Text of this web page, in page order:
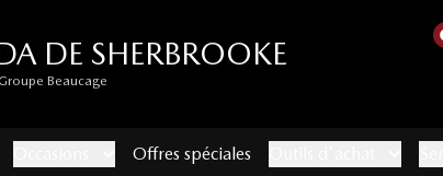
DE SHERBROOKE
Beaucage
Offres spéciales